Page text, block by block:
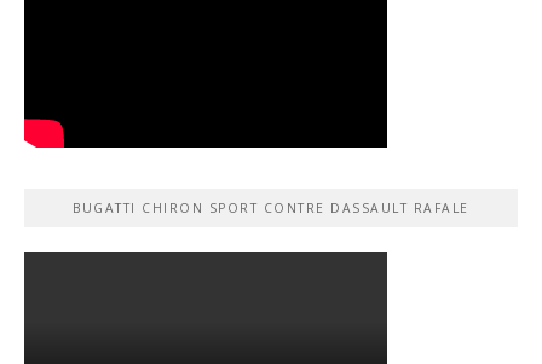
BUGATTI CHIRON SPORT CONTRE DASSAULT RAFALE